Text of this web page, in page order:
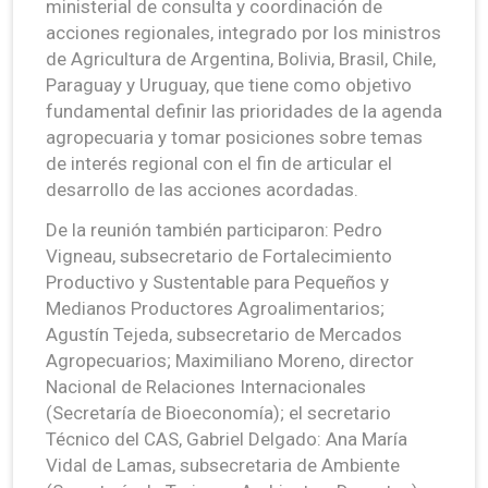
ministerial de consulta y coordinación de
acciones regionales, integrado por los ministros
de Agricultura de Argentina, Bolivia, Brasil, Chile,
Paraguay y Uruguay, que tiene como objetivo
fundamental definir las prioridades de la agenda
agropecuaria y tomar posiciones sobre temas
de interés regional con el fin de articular el
desarrollo de las acciones acordadas.
De la reunión también participaron: Pedro
Vigneau, subsecretario de Fortalecimiento
Productivo y Sustentable para Pequeños y
Medianos Productores Agroalimentarios;
Agustín Tejeda, subsecretario de Mercados
Agropecuarios; Maximiliano Moreno, director
Nacional de Relaciones Internacionales
(Secretaría de Bioeconomía); el secretario
Técnico del CAS, Gabriel Delgado: Ana María
Vidal de Lamas, subsecretaria de Ambiente